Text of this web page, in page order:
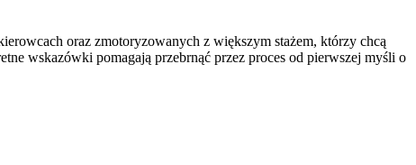
oraz zmotoryzowanych z większym stażem, którzy chcą
wskazówki pomagają przebrnąć przez proces od pierwszej myśli o